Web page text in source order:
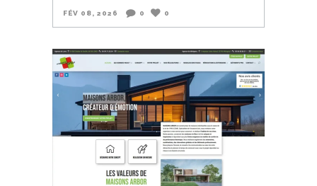
FÉV 08, 2026 0 0